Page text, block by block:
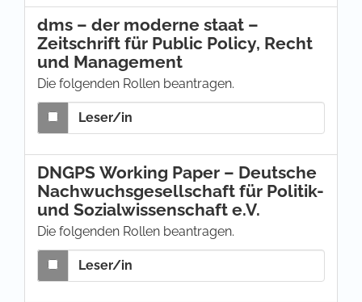
dms – der moderne staat –
Zeitschrift für Public Policy, Recht
und Management
Die folgenden Rollen beantragen.
Leser/in
DNGPS Working Paper – Deutsche
Nachwuchsgesellschaft für Politik-
und Sozialwissenschaft e.V.
Die folgenden Rollen beantragen.
Leser/in